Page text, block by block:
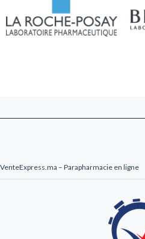
VenteExpress.ma – Parapharmacie en ligne